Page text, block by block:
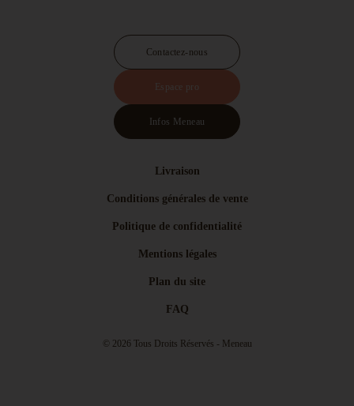
Livraison
Conditions générales de vente
Politique de confidentialité
Mentions légales
Plan du site
FAQ
Contactez-nous
Espace pro
Infos Meneau
© 2026 Tous Droits Réservés - Meneau